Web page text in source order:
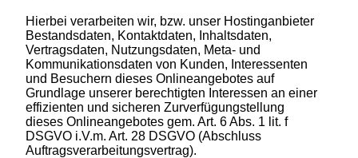
Hierbei verarbeiten wir, bzw. unser Hostinganbieter
Bestandsdaten, Kontaktdaten, Inhaltsdaten,
Vertragsdaten, Nutzungsdaten, Meta- und
Kommunikationsdaten von Kunden, Interessenten
und Besuchern dieses Onlineangebotes auf
Grundlage unserer berechtigten Interessen an einer
effizienten und sicheren Zurverfügungstellung
dieses Onlineangebotes gem. Art. 6 Abs. 1 lit. f
DSGVO i.V.m. Art. 28 DSGVO (Abschluss
Auftragsverarbeitungsvertrag).